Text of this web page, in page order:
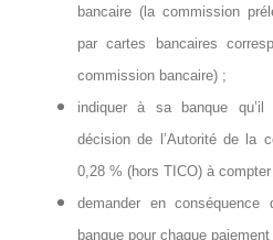
bancaire (la commission
par cartes bancaires
commission bancaire) ;
indiquer à sa banque
décision de l’Autorité de la
0,28 % (hors TICO) à
demander en
banque pour chaque